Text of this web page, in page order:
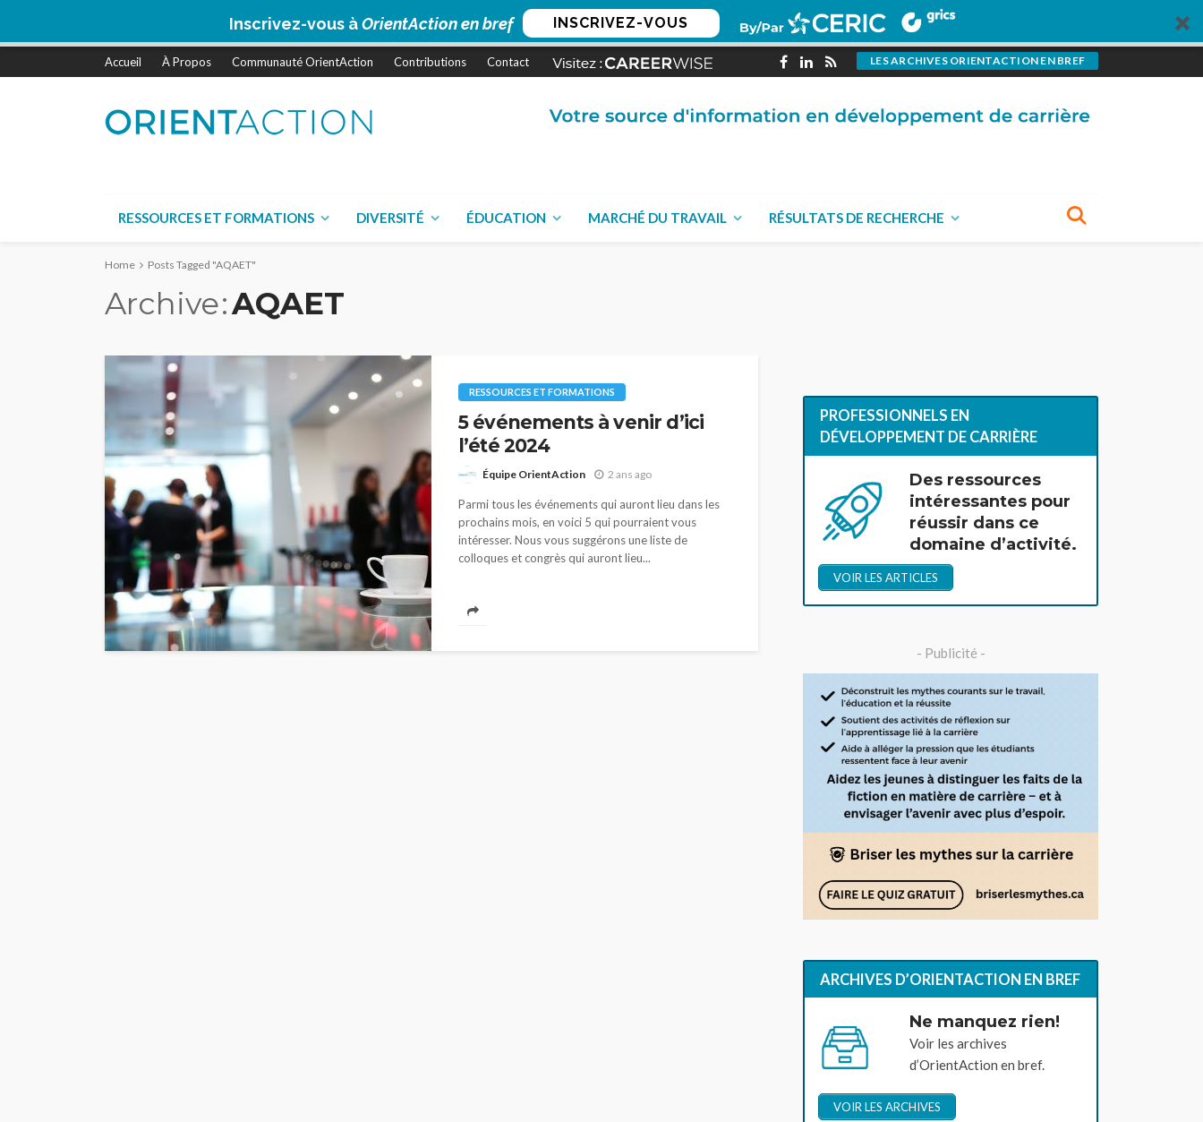
Inscrivez-vous àOrientAction en bref INSCRIVEZ-VOUS
Accueil À Propos Communauté OrientAction Contributions Contact LES ARCHIVES ORIENTACTION EN BREF
RESSOURCES ET FORMATIONS DIVERSITÉ ÉDUCATION MARCHÉ DU TRAVAIL RÉSULTATS DE RECHERCHE
Home Posts Tagged "AQAET"
Archive AQAET
RESSOURCES ET FORMATIONS
5 événements à venir d’ici
l’été 2024
Équipe OrientAction 2 ans ago
Parmi tous les événements qui auront lieu dans les
prochains mois, en voici 5 qui pourraient vous
intéresser. Nous vous suggérons une liste de
colloques et congrès qui auront lieu...
PROFESSIONNELS EN
DÉVELOPPEMENT DE CARRIÈRE
Des ressources
intéressantes pour
réussir dans ce
domaine d’activité.
VOIR LES ARTICLES
- Publicité -
ARCHIVES D’ORIENTACTION EN BREF
Ne manquez rien!
Voir les archives
d’OrientAction en bref.
VOIR LES ARCHIVES